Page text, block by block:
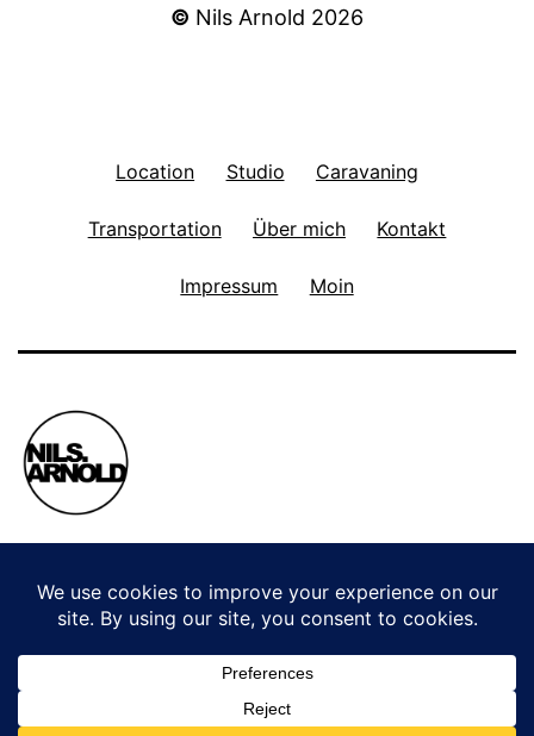
© Nils Arnold 2026
Location Studio Caravaning
Transportation Über mich Kontakt
Impressum Moin
Stolz präsentiert vonWordPress.